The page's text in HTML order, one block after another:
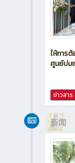
ให้การ
ศูนย์บ่ม
ข่าวสาร
新闻